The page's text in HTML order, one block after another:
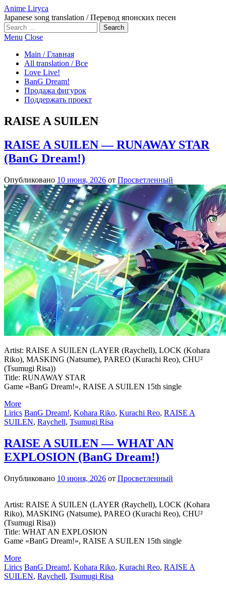
Anime Liryca
Japanese song translation / Перевод японских песен
Search
on:
Menu Close
Main / Главная
All translation / Все
Love Live!
BanG Dream!
Продажа фигурок
Поддержать проект
RAISE A SUILEN
RAISE A SUILEN — RUNAWAY STAR
(BanG Dream!)
Опубликовано 10 июня, 2026 от Просветленный
Artist: RAISE A SUILEN (LAYER (Raychell), LOCK (Kohara
Riko), MASKING (Natsume), PAREO (Kurachi Reo), CHU²
(Tsumugi Risa))
Title: RUNAWAY STAR
Game «BanG Dream!», RAISE A SUILEN 15th single
More
Lirics BanG Dream!, Kohara Riko, Kurachi Reo, RAISE A
SUILEN, Raychell, Tsumugi Risa
RAISE A SUILEN — WHAT AN
EXPLOSION (BanG Dream!)
Опубликовано 10 июня, 2026 от Просветленный
Artist: RAISE A SUILEN (LAYER (Raychell), LOCK (Kohara
Riko), MASKING (Natsume), PAREO (Kurachi Reo), CHU²
(Tsumugi Risa))
Title: WHAT AN EXPLOSION
Game «BanG Dream!», RAISE A SUILEN 15th single
More
Lirics BanG Dream!, Kohara Riko, Kurachi Reo, RAISE A
SUILEN, Raychell, Tsumugi Risa